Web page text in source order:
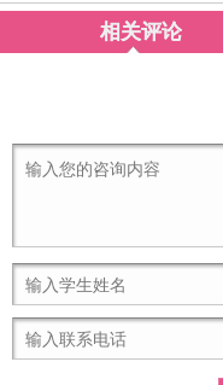
相关评论